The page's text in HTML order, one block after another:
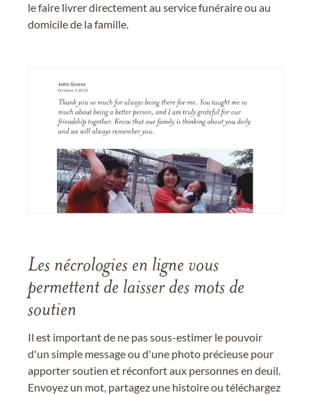
le faire livrer directement au service funéraire ou au
domicile de la famille.
Les nécrologies en ligne vous
permettent de laisser des mots de
soutien
Il est important de ne pas sous-estimer le pouvoir
d'un simple message ou d'une photo précieuse pour
apporter soutien et réconfort aux personnes en deuil.
Envoyez un mot, partagez une histoire ou téléchargez